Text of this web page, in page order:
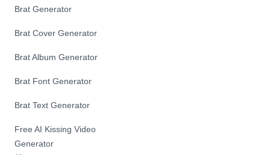
Brat Generator
Brat Cover Generator
Brat Album Generator
Brat Font Generator
Brat Text Generator
Free AI Kissing Video
Generator